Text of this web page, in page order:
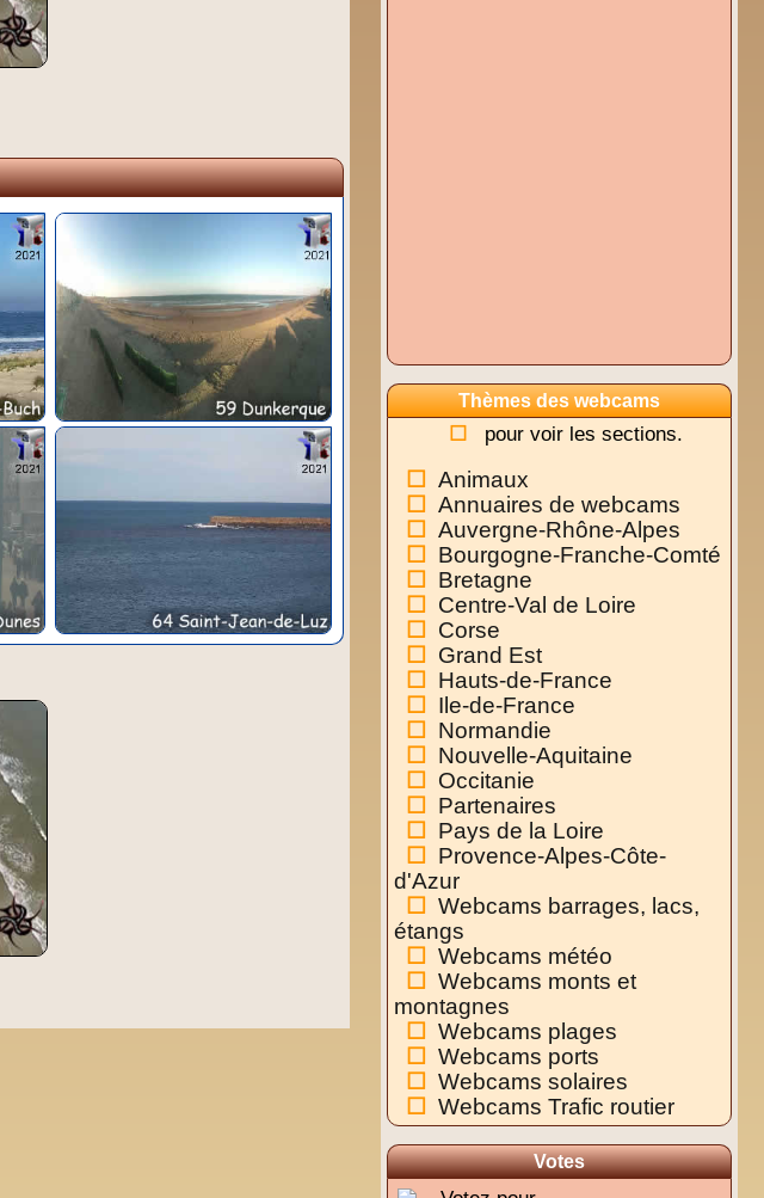
Thèmes des webcams
pour voir les sections.
Animaux
Annuaires de webcams
Auvergne-Rhône-Alpes
Bourgogne-Franche-Comté
Bretagne
Centre-Val de Loire
Corse
Grand Est
Hauts-de-France
Ile-de-France
Normandie
Nouvelle-Aquitaine
Occitanie
Partenaires
Pays de la Loire
Provence-Alpes-Côte-
d'Azur
Webcams barrages, lacs,
étangs
Webcams météo
Webcams monts et
montagnes
Webcams plages
Webcams ports
Webcams solaires
Webcams Trafic routier
Votes